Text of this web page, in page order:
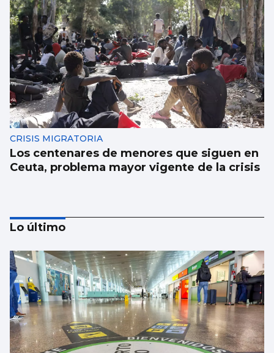
CRISIS MIGRATORIA
Los centenares de menores que siguen en
Ceuta, problema mayor vigente de la crisis
SUCESOS
Lo último